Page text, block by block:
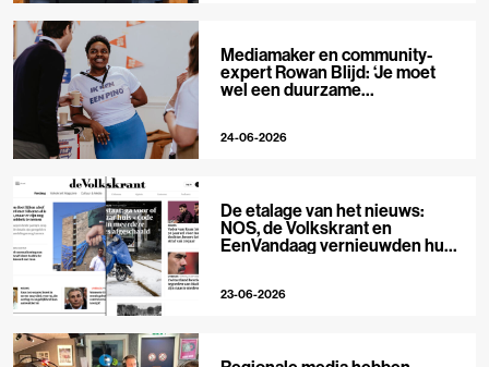
Mediamaker en community-
expert Rowan Blijd: ‘Je moet
wel een duurzame
24-06-2026
De etalage van het nieuws:
NOS, de Volkskrant en
EenVandaag vernieuwden hun
23-06-2026